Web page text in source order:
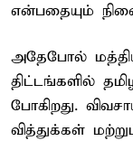
என்பதையும்
அதேபோல்
திட்டங்களில்
போகிறது.
வித்துக்கள்